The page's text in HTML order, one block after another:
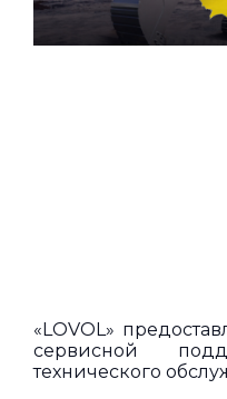
«LOVOL»
сервисной
технического